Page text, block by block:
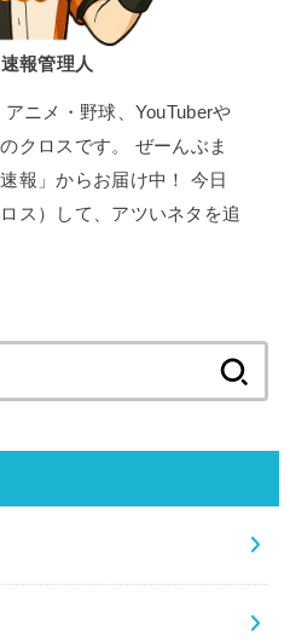
報管理人
ニメ・野球、YouTuberや
クロスです。 ぜーんぶま
報」からお届け中！ 今日
ス）して、アツいネタを追
索: